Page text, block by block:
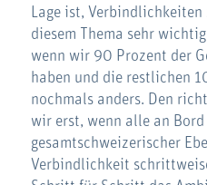
Lage ist,
diesem Thema sehr
wenn wir 90 Prozent der
haben und die restlichen
nochmals anders. Den
wir erst, wenn alle an
gesamtschweizerischer
Verbindlichkeit